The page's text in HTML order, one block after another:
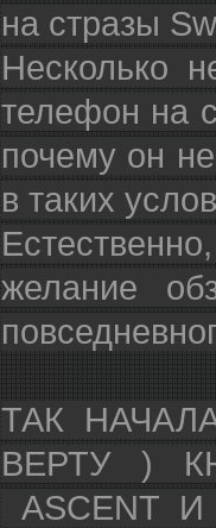
на стразы
Несколько
телефон на
почему он
в таких
желание
ТАК
ВЕРТУ )
ASCENT